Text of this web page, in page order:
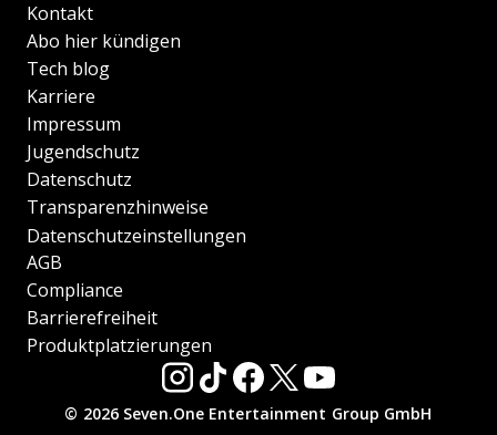
Kontakt
Abo hier kündigen
Tech blog
Karriere
Impressum
Jugendschutz
Datenschutz
Transparenzhinweise
Datenschutzeinstellungen
AGB
Compliance
Barrierefreiheit
Produktplatzierungen
© 2026 Seven.One Entertainment Group GmbH